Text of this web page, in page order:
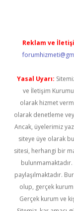
Reklam ve
Yasal Uyarı:
ve İletişim Kurumu
olarak hizmet
olarak denetleme
Ancak, üyelerimiz
siteye üye olarak
sitesi, herhangi bir
bulunmamaktadır.
paylaşılmaktadır.
olup, gerçek kurum
Gerçek kurum ve